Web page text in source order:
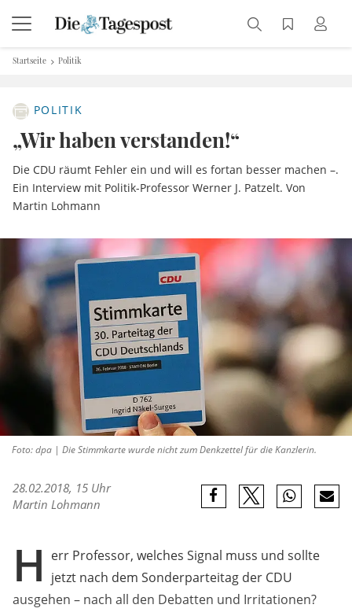
Startseite Politik
POLITIK
„Wir haben verstanden!“
Die CDU räumt Fehler ein und will es fortan besser machen –.
Ein Interview mit Politik-Professor Werner J. Patzelt. Von
Martin Lohmann
Foto: dpa | Die Stimmkarte wurde nicht zum Denkzettel für die Kanzlerin.
28.02.2018, 15 Uhr
Martin Lohmann
H err Professor, welches Signal muss und sollte
jetzt nach dem Sonderparteitag der CDU
ausgehen – nach all den Debatten und Irritationen?